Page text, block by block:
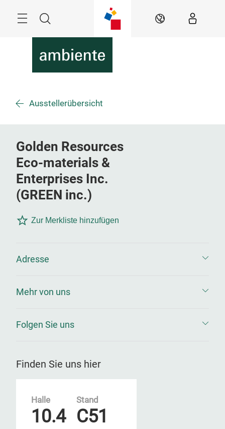
Suche DE
Ausstellerübersicht
Golden Resources
Eco-materials &
Enterprises Inc.
(GREEN inc.)
Zur Merkliste hinzufügen
Adresse
Mehr von uns
Folgen Sie uns
Finden Sie uns hier
Halle
10.4
Stand
C51